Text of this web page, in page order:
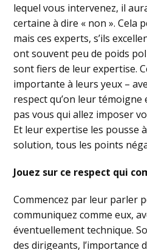
lequel vous intervenez, il
certaine à dire « non ». Cela
mais ces experts, s’ils
ont souvent peu de poids
sont fiers de leur expertise.
importante à leurs yeux –
respect qu’on leur témoigne
pas vous qui allez imposer
Et leur expertise les pousse
solution, tous les points
Jouez sur ce respect qui
Commencez par leur parler
communiquez comme eux,
éventuellement technique.
des dirigeants, l’importance